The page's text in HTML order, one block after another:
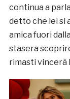
continua a
detto che lei si
amica fuori
stasera
rimasti vincerà